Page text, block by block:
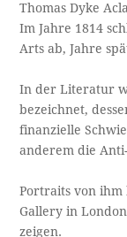
Thomas Dyke
Im Jahre 1814
Arts ab, Jahre
In der Literatur
bezeichnet,
finanzielle
anderem die
Portraits von
Gallery in
zeigen.